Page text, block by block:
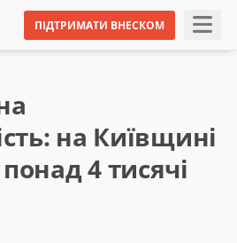
ПІДТРИМАТИ ВНЕСКОМ
на Київщині
4 тисячі